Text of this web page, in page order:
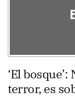
‘El
terror, es